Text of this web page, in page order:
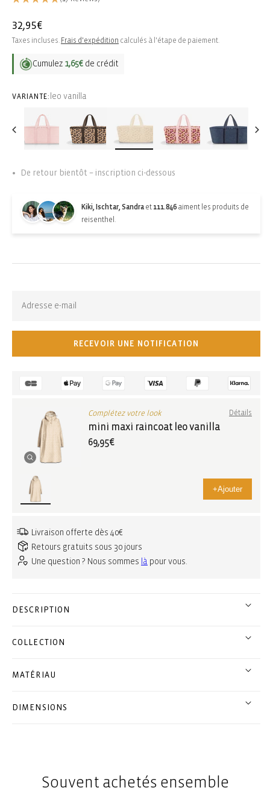
Prix
habituel
32,95€
Taxes incluses. Frais d'expédition calculés à l'étape de paiement.
Cumulez 1,65€ de crédit
VARIANTE: leo vanilla
De retour bientôt – inscription ci-dessous
Kiki, Ischtar, Sandra et 111.846 aiment les produits de
reisenthel.
RECEVOIR UNE NOTIFICATION
Complétez votre look Détails
mini maxi raincoat leo vanilla
69,95€
+Ajouter
Livraison offerte dès 40€
Retours gratuits sous 30 jours
Une question ? Nous sommes là pour vous.
DESCRIPTION
COLLECTION
MATÉRIAU
DIMENSIONS
Souvent achetés ensemble